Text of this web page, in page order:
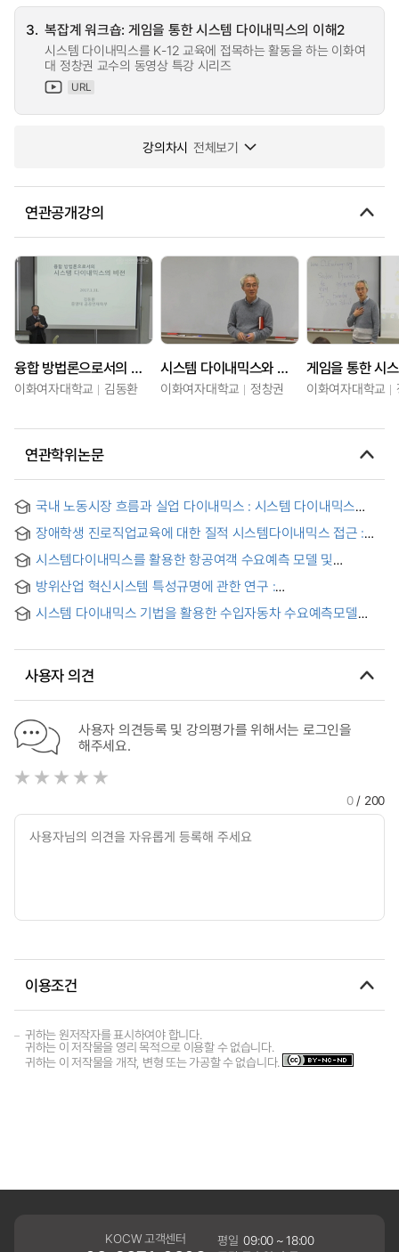
3. 복잡계 워크숍: 게임을 통한 시스템 다이내믹스의 이해2
시스템 다이내믹스를 K-12 교육에 접목하는 활동을 하는 이화여
대 정창권 교수의 동영상 특강 시리즈
URL
강의차시 전체보기
연관공개강의
융합 방법론으로서의 시스템 다이내믹스의 비전
이화여자대학교 김동환
시스템 다이내믹스와 시스템 사고에 대한 이해
이화여자대학교 정창권 이화여자대학교
연관학위논문
국내 노동시장 흐름과 실업 다이내믹스 : 시스템 다이내믹스
방법론 중심으로 = A Labor Market Flows and
Unemployment Dynamics in South Korea : A System
Dynamics Approach
장애학생 진로직업교육에 대한 질적 시스템다이내믹스 접근 :
지역사회와의 생태학적 협력체계를 중심으로
시스템다이내믹스를 활용한 항공여객 수요예측 모델 및
저비용항공사 항공운송 시장진입 전략에 관한 연구 = A study
on forecasting model of air passenger demand using
system dynamics and the strategy for entering air
transport market of LCC
방위산업 혁신시스템 특성규명에 관한 연구 :
시스템다이내믹스를 이용한 방위산업 동태성 분석
시스템 다이내믹스 기법을 활용한 수입자동차 수요예측모델
forecasting the demand for import cars
사용자 의견
사용자 의견등록 및 강의평가를 위해서는 로그인을
해주세요.
0/ 200
이용조건
귀하는 원저작자를 표시하여야 합니다.
귀하는 이 저작물을 영리 목적으로 이용할 수 없습니다.
귀하는 이 저작물을 개작, 변형 또는 가공할 수 없습니다.
KOCW 고객센터 평일 09:00 ~ 18:00